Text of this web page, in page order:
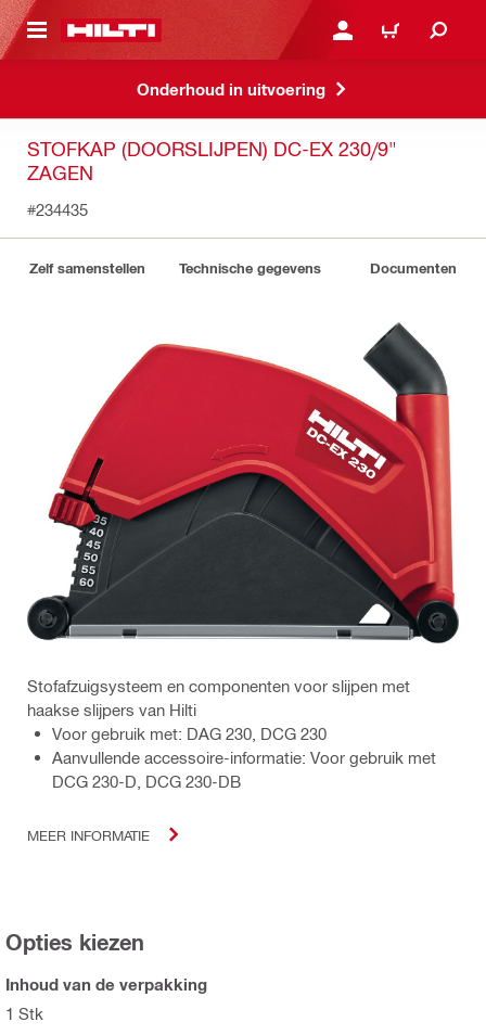
HOOFDINHOUD LOG IN OF REGISTREER
WINKELWAGEN
Onderhoud in uitvoering
STOFKAP (DOORSLIJPEN) DC-EX 230/9"
ZAGEN
#234435
Zelf samenstellen Technische gegevens Documenten
Stofafzuigsysteem en componenten voor slijpen met
haakse slijpers van Hilti
Voor gebruik met: DAG 230, DCG 230
Aanvullende accessoire-informatie: Voor gebruik met
DCG 230-D, DCG 230-DB
MEER INFORMATIE
Opties kiezen
Inhoud van de verpakking
1 Stk